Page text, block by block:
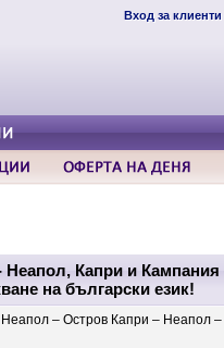
Вход за клиенти
Капри и Кампания
на български език!
– Остров Капри – Неапол